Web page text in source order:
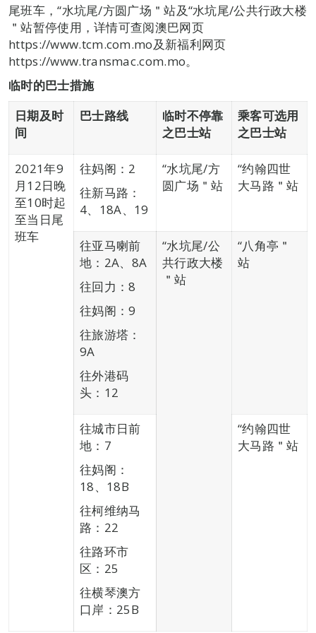
尾班车，“水坑尾/方圆广场＂站及“水坑尾/公共行政大楼
＂站暂停使用，详情可查阅澳巴网页
https://www.tcm.com.mo及新福利网页
https://www.transmac.com.mo。
临时的巴士措施
日期及时
间
巴士路线
临时不停靠
之巴士站
乘客可选用
之巴士站
2021年9
月12日晚
至10时起
至当日尾
班车
往妈阁：2
往新马路：
4、18A、19
“水坑尾/方
圆广场＂站
“约翰四世
大马路＂站
往亚马喇前
地：2A、8A
往回力：8
往妈阁：9
往旅游塔：
9A
往外港码
头：12
“水坑尾/公
共行政大楼
＂站
“八角亭＂
站
往城市日前
地：7
往妈阁：
18、18B
往柯维纳马
路：22
往路环市
区：25
往横琴澳方
口岸：25B
“约翰四世
大马路＂站